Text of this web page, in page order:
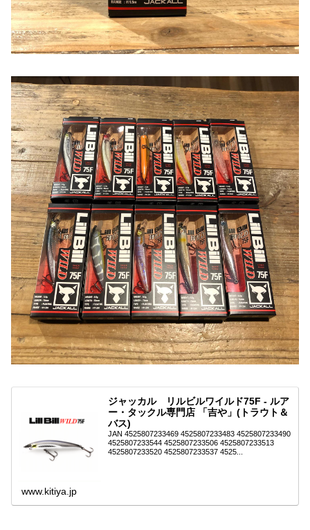
ジャッカル リルビルワイルド75F - ルア
ー・タックル専門店 「吉や」(トラウト＆
バス)
JAN 4525807233469 4525807233483 4525807233490
4525807233544 4525807233506 4525807233513
4525807233520 4525807233537 4525...
www.kitiya.jp